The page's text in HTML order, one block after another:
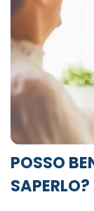
POSSO
SAPERLO?